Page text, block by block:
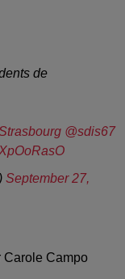
de
@sdis67
September 27,
Carole Campo